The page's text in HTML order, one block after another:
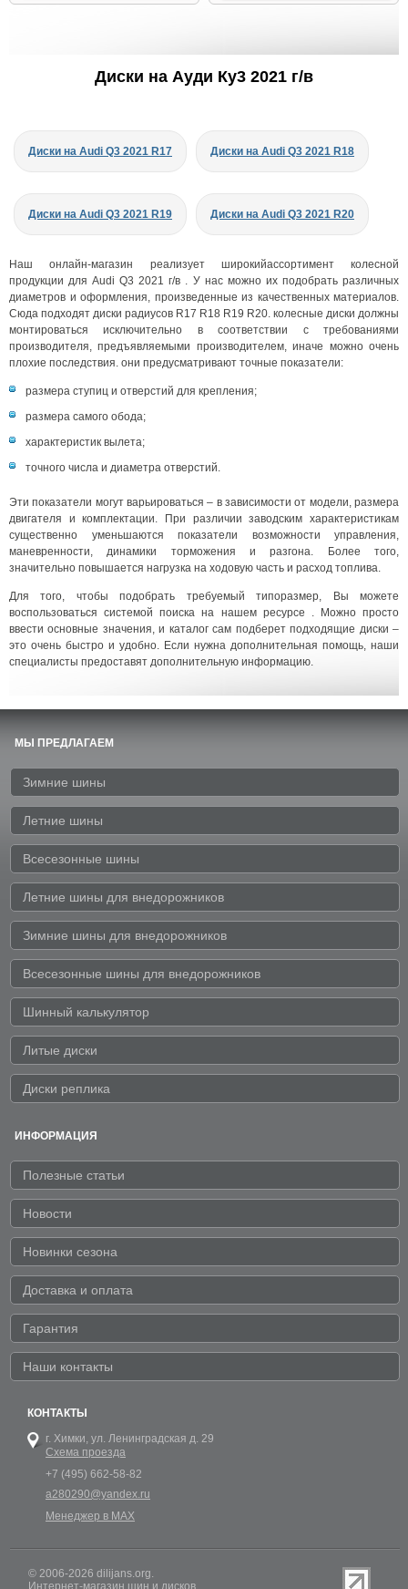
Диски на Ауди Ку3 2021 г/в
Диски на Audi Q3 2021 R17 Диски на Audi Q3 2021 R18
Диски на Audi Q3 2021 R19 Диски на Audi Q3 2021 R20
Наш онлайн-магазин реализует широкийассортимент колесной
продукции для Audi Q3 2021 г/в . У нас можно их подобрать различных
диаметров и оформления, произведенные из качественных материалов.
Сюда подходят диски радиусов R17 R18 R19 R20. колесные диски должны
монтироваться исключительно в соответствии с требованиями
производителя, предъявляемыми производителем, иначе можно очень
плохие последствия. они предусматривают точные показатели:
размера ступиц и отверстий для крепления;
размера самого обода;
характеристик вылета;
точного числа и диаметра отверстий.
Эти показатели могут варьироваться – в зависимости от модели, размера
двигателя и комплектации. При различии заводским характеристикам
существенно уменьшаются показатели возможности управления,
маневренности, динамики торможения и разгона. Более того,
значительно повышается нагрузка на ходовую часть и расход топлива.
Для того, чтобы подобрать требуемый типоразмер, Вы можете
воспользоваться системой поиска на нашем ресурсе . Можно просто
ввести основные значения, и каталог сам подберет подходящие диски –
это очень быстро и удобно. Если нужна дополнительная помощь, наши
специалисты предоставят дополнительную информацию.
МЫ ПРЕДЛАГАЕМ
Зимние шины
Летние шины
Всесезонные шины
Летние шины для внедорожников
Зимние шины для внедорожников
Всесезонные шины для внедорожников
Шинный калькулятор
Литые диски
Диски реплика
ИНФОРМАЦИЯ
Полезные статьи
Новости
Новинки сезона
Доставка и оплата
Гарантия
Наши контакты
КОНТАКТЫ
г. Химки, ул. Ленинградская д. 29
Схема проезда
+7 (495) 662-58-82
a280290@yandex.ru
Менеджер в MAX
© 2006-2026 dilijans.org.
Интернет-магазин шин и дисков